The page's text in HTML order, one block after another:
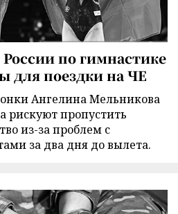
по гимнастике
для поездки на ЧЕ
Ангелина Мельникова
рискуют пропустить
из-за проблем с
за два дня до вылета.